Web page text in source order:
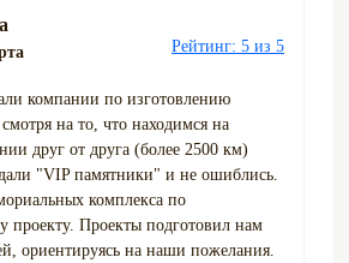
Рейтинг: 5 из 5
компании по изготовлению
на то, что находимся на
друг от друга (более 2500 км)
"VIP памятники" и не ошиблись.
комплекса по
проекту. Проекты подготовил нам
ориентируясь на наши пожелания.